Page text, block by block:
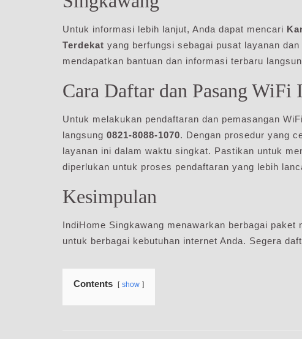
Untuk informasi lebih lanjut, Anda dapat mencari
Terdekat yang berfungsi sebagai pusat layanan
mendapatkan bantuan dan informasi terbaru
Cara Daftar dan Pasang WiFi
Untuk melakukan pendaftaran dan pemasangan
langsung 0821-8088-1070. Dengan prosedur yang
layanan ini dalam waktu singkat. Pastikan untuk
diperlukan untuk proses pendaftaran yang lebih
Kesimpulan
IndiHome Singkawang menawarkan berbagai
untuk berbagai kebutuhan internet Anda. Segera
Contents show